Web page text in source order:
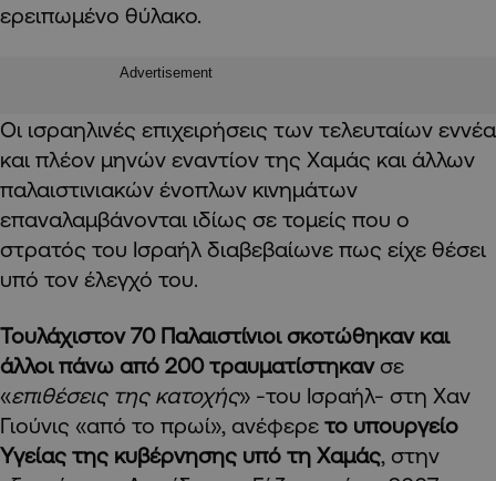
ερειπωμένο θύλακο.
Advertisement
Οι ισραηλινές επιχειρήσεις των τελευταίων εννέα
και πλέον μηνών εναντίον της Χαμάς και άλλων
παλαιστινιακών ένοπλων κινημάτων
επαναλαμβάνονται ιδίως σε τομείς που ο
στρατός του Ισραήλ διαβεβαίωνε πως είχε θέσει
υπό τον έλεγχό του.
Τουλάχιστον 70 Παλαιστίνιοι σκοτώθηκαν και
άλλοι πάνω από 200 τραυματίστηκανσε
«επιθέσεις της κατοχής» -του Ισραήλ- στη Χαν
Γιούνις «από το πρωί», ανέφερε το υπουργείο
Υγείας της κυβέρνησης υπό τη Χαμάς, στην